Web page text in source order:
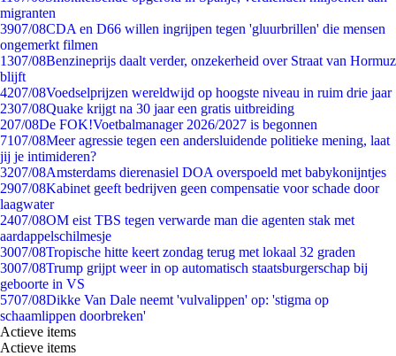
migranten
3907/08CDA en D66 willen ingrijpen tegen 'gluurbrillen' die mensen
ongemerkt filmen
1307/08Benzineprijs daalt verder, onzekerheid over Straat van Hormuz
blijft
4207/08Voedselprijzen wereldwijd op hoogste niveau in ruim drie jaar
2307/08Quake krijgt na 30 jaar een gratis uitbreiding
207/08De FOK!Voetbalmanager 2026/2027 is begonnen
7107/08Meer agressie tegen een andersluidende politieke mening, laat
jij je intimideren?
3207/08Amsterdams dierenasiel DOA overspoeld met babykonijntjes
2907/08Kabinet geeft bedrijven geen compensatie voor schade door
laagwater
2407/08OM eist TBS tegen verwarde man die agenten stak met
aardappelschilmesje
3007/08Tropische hitte keert zondag terug met lokaal 32 graden
3007/08Trump grijpt weer in op automatisch staatsburgerschap bij
geboorte in VS
5707/08Dikke Van Dale neemt 'vulvalippen' op: 'stigma op
schaamlippen doorbreken'
Actieve items
Actieve items